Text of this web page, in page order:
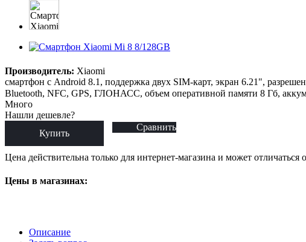
Производитель: Xiaomi
смартфон с Android 8.1, поддержка двух SIM-карт, экран 6.21",
Bluetooth, NFC, GPS, ГЛОНАСС, объем оперативной памяти 8 Гб,
Много
Нашли дешевле?
Купить
Сравнить
Цена действительна только для интернет-магазина и может
Цены в магазинах:
Описание